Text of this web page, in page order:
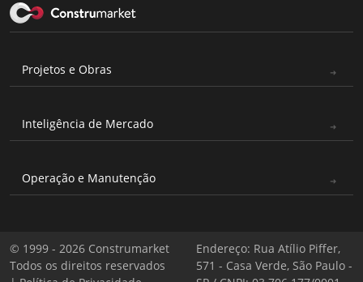
Projetos e Obras
Inteligência de Mercado
Operação e Manutenção
© 1999 - 2026 Construmarket
Todos os direitos reservados
Endereço: Rua Atílio Piffer,
571 - Casa Verde, São Paulo -